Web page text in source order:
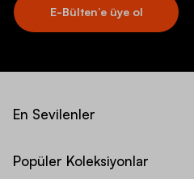
E-Bülten’e üye ol
En Sevilenler
Popüler Koleksiyonlar